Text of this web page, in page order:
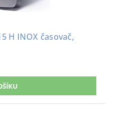
H INOX časovač,